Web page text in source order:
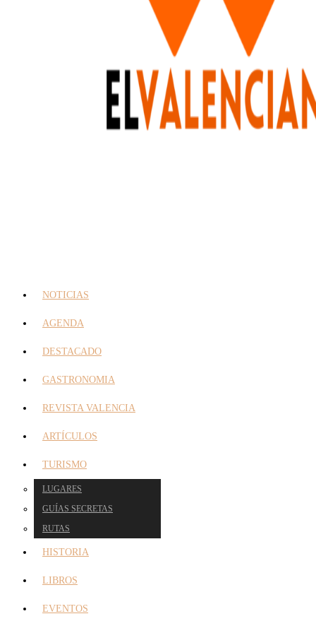
NOTICIAS
AGENDA
DESTACADO
GASTRONOMIA
REVISTA VALENCIA
ARTÍCULOS
TURISMO
LUGARES
GUÍAS SECRETAS
RUTAS
HISTORIA
LIBROS
EVENTOS